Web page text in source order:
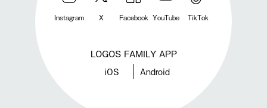
Instagram X Facebook YouTube TikTok
LOGOS FAMILY APP
iOS Android